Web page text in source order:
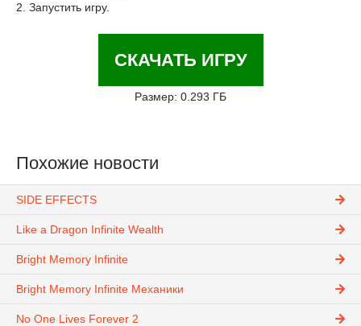
2. Запустить игру.
СКАЧАТЬ ИГРУ
Размер: 0.293 ГБ
Похожие новости
SIDE EFFECTS
Like a Dragon Infinite Wealth
Bright Memory Infinite
Bright Memory Infinite Механики
No One Lives Forever 2